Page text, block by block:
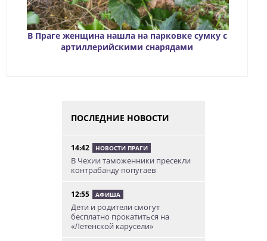
В Праге женщина нашла на парковке сумку с
артиллерийскими снарядами
ПОСЛЕДНИЕ НОВОСТИ
14:42 НОВОСТИ ПРАГИ
В Чехии таможенники пресекли
контрабанду попугаев
12:55 АФИША
Дети и родители смогут
бесплатно прокатиться на
«Летенской карусели»